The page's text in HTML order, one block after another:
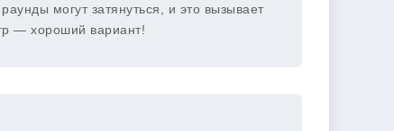
могут затянуться, и это вызывает
— хороший вариант!